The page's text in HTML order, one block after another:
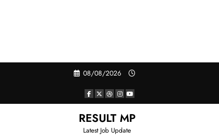
08/08/2026
RESULT MP
Latest Job Update